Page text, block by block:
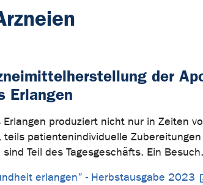
der
Erlangen
produziert nicht nur in Zeiten
patientenindividuelle
Teil des Tagesgeschäfts. Ein Besuch.
erlangen” - Herbstausgabe 2023